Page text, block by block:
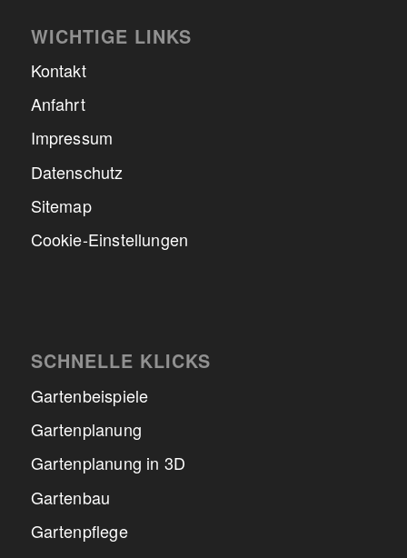
WICHTIGE LINKS
Kontakt
Anfahrt
Impressum
Datenschutz
Sitemap
Cookie-Einstellungen
SCHNELLE KLICKS
Gartenbeispiele
Gartenplanung
Gartenplanung in 3D
Gartenbau
Gartenpflege